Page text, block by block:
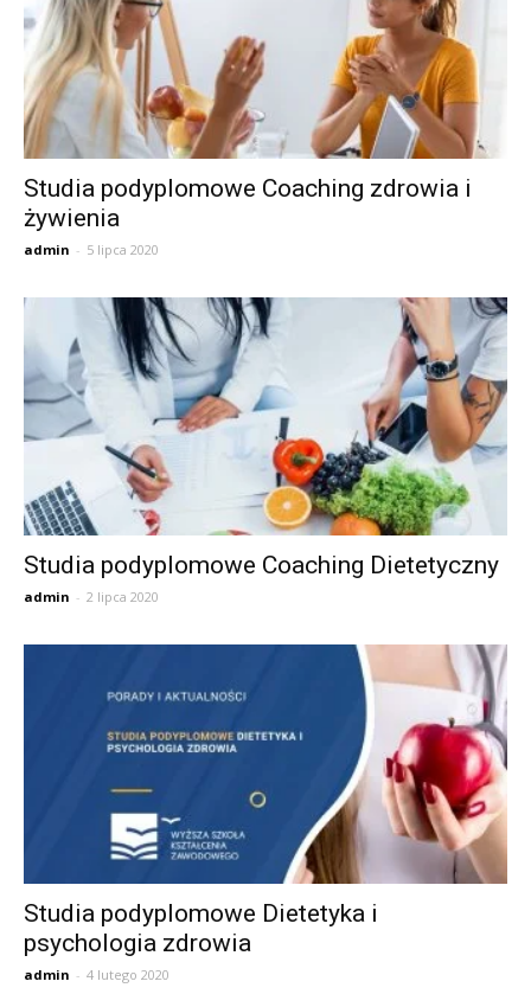
Studia podyplomowe Coaching zdrowia i
żywienia
admin - 5 lipca 2020
Studia podyplomowe Coaching Dietetyczny
admin - 2 lipca 2020
Studia podyplomowe Dietetyka i
psychologia zdrowia
admin - 4 lutego 2020